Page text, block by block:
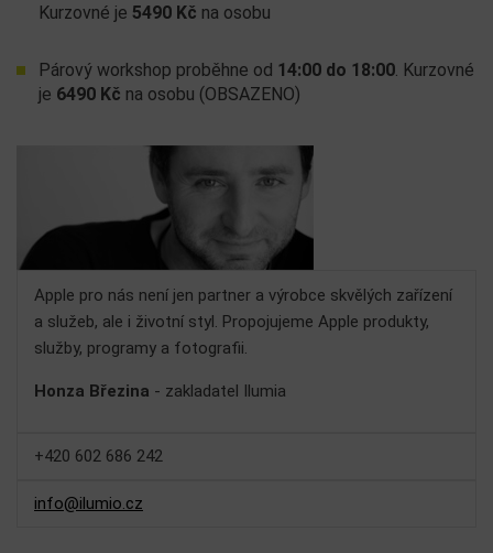
Kurzovné je 5490 Kč na osobu
Párový workshop proběhne od 14:00 do 18:00. Kurzovné
je 6490 Kč na osobu (OBSAZENO)
Apple pro nás není jen partner a výrobce skvělých zařízení
a služeb, ale i životní styl. Propojujeme Apple produkty,
služby, programy a fotografii.
Honza Březina - zakladatel Ilumia
+420 602 686 242
info@ilumio.cz